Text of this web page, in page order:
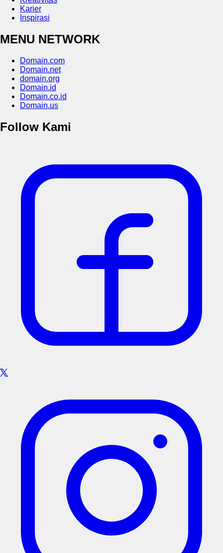
Karier
Inspirasi
MENU NETWORK
Domain.com
Domain.net
domain.org
Domain.id
Domain.co.id
Domain.us
Follow Kami